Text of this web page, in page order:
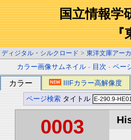
国立情報学
『
ディジタル・シルクロード > 東洋文庫アー
カラー画像サムネイル - 目次 -ペー
カラー IIIFカラー高解像度
ページ検索 タイトル
0003